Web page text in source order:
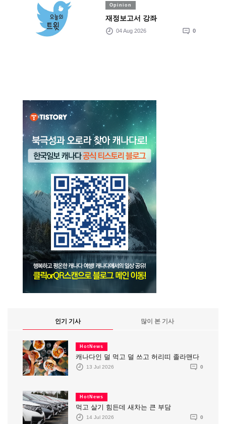
Opinion
재정보고서 강좌
04 Aug 2026 0
인기 기사 많이 본 기사
HotNews
캐나다인 덜 먹고 덜 쓰고 허리띠 졸라맨다
13 Jul 2026 0
HotNews
먹고 살기 힘든데 새차는 큰 부담
14 Jul 2026 0